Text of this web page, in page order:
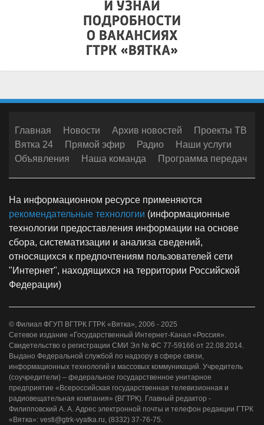
Главная Новости Архив новостей
Проекты ТВ
Вятка 24
Прямой эфир Радио
Наши услуги
Объявления
Наша команда Программа передач
На информационном ресурсе применяются
рекомендательные технологии (информационные
технологии предоставления информации на основе
сбора, систематизации и анализа сведений,
относящихся к предпочтениям пользователей сети
"Интернет", находящихся на территории Российской
Федерации)
© Филиал ФГУП ВГТРК ГТРК «Вятка», 2006 - 2025
Сетевое издание «Государственный Интернет-Канал «Россия».
Свидетельство о регистрации СМИ Эл № ФС 77-59166 от 22.08.2014.
Выдано Федеральной службой по надзору в сфере связи,
информационных технологий и массовых коммуникаций. Учредитель
(соучредители) – федеральное государственное унитарное
предприятие «Всероссийская государственная телевизионная и
радиовещательная компания» (ВГТРК). Главный редактор -
Филипповский А. А. Адрес электронной почты и телефон редакции ГТРК
«Вятка»: vesti@gtrk-vyatka.ru, (8332) 37-76-75.